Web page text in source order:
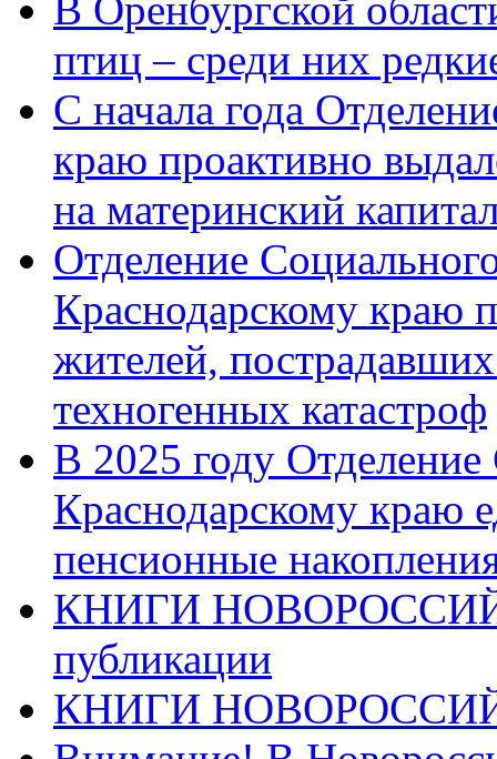
В Оренбургской
птиц – среди них
С начала года
краю проактивно
на материнский
Отделение
Краснодарскому краю
жителей,
техногенных катастроф
В 2025 году
Краснодарскому краю
пенсионные
КНИГИ
публикации
КНИГИ